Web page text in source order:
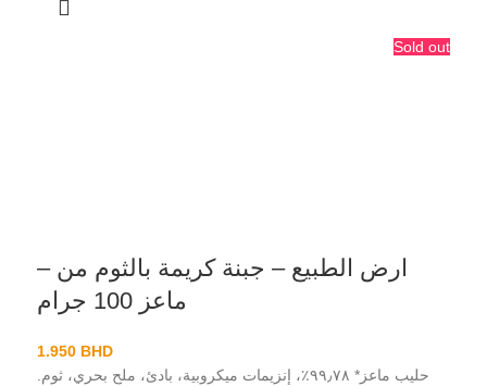
Sold out
ارض الطبيع – جبنة كريمة بالثوم من –
ماعز 100 جرام
1.950 BHD
حليب ماعز* ٩٩٫٧٨٪، إنزيمات ميكروبية، بادئ، ملح بحري، ثوم.